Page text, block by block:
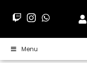
Menu